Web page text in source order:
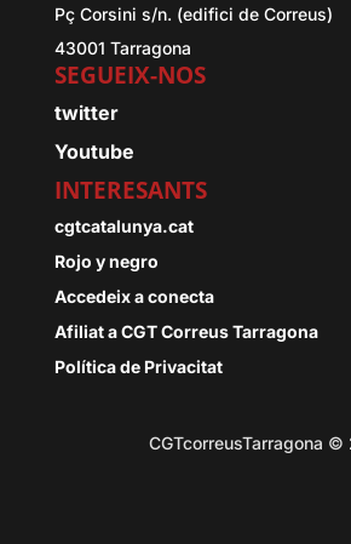
Pç Corsini s/n. (edifici de Correus)
43001 Tarragona
SEGUEIX-NOS
twitter
Youtube
INTERESANTS
cgtcatalunya.cat
Rojo y negro
Accedeix a conecta
Afiliat a CGT Correus Tarragona
Política de Privacitat
CGTcorreusTarragona ©